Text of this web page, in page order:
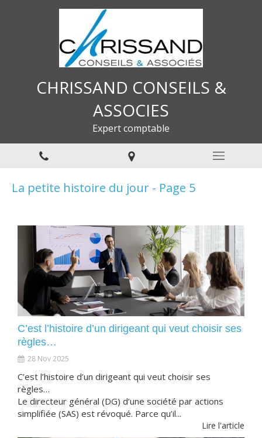
CHRISSAND CONSEILS &
ASSOCIES
Expert comptable
La petite histoire du jour - Page 5
C’est l’histoire d’un dirigeant qui veut choisir ses
règles…
28 Nov 2025
C’est l’histoire d’un dirigeant qui veut choisir ses
règles…
Le directeur général (DG) d’une société par actions
simplifiée (SAS) est révoqué. Parce qu’il...
Lire l'article